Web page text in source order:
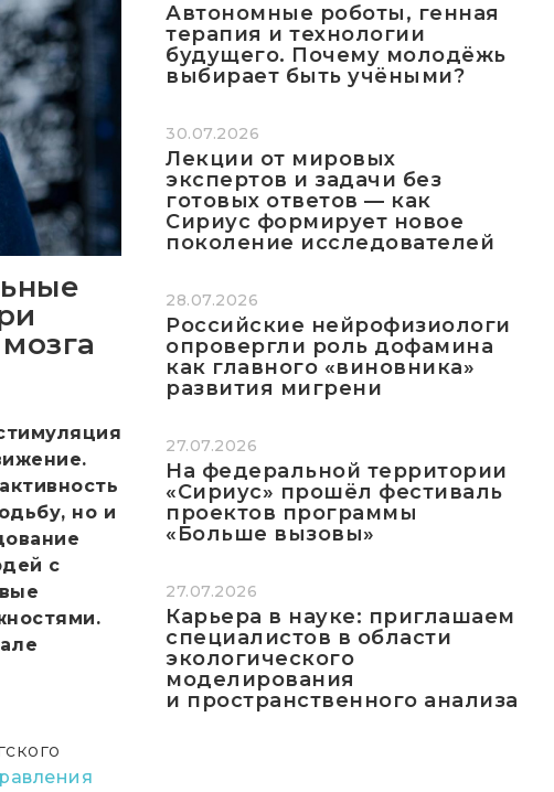
но и
с
Автономные роботы, генная
терапия и технологии
будущего. Почему молодёжь
выбирает быть учёными?
30.07.2026
Лекции от мировых
экспертов и задачи без
готовых ответов — как
Сириус формирует новое
поколение исследователей
28.07.2026
Российские нейрофизиологи
опровергли роль дофамина
как главного «виновника»
развития мигрени
27.07.2026
На федеральной территории
«Сириус» прошёл фестиваль
проектов программы
«Больше вызовы»
27.07.2026
Карьера в науке: приглашаем
специалистов в области
экологического
моделирования
и пространственного анализа